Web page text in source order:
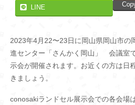
LINE
2023年4月22〜23日に岡山県岡山市の
進センター「さんかく岡山」 会議室
示会が開催されます。お近くの方は日
きましょう。
conosakiランドセル展示会での各会場